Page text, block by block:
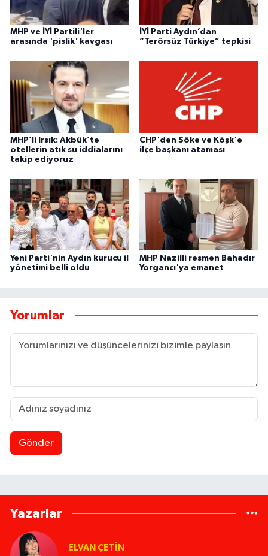
MHP ve İYİ Partili'ler
arasında 'pislik' kavgası
İYİ Parti Aydın’dan
“Terörsüz Türkiye” tepkisi
MHP’li Irsık: Akbük’te
otellerin atık su iddialarını
takip ediyoruz
CHP'den Söke ve Köşk'e
ilçe başkanı ataması
Yeni Parti'nin Aydın kurucu il
yönetimi belli oldu
MHP Nazilli resmen Bahadır
Yorgancı'ya emanet
Yorumlar
Gönder
Yazarlar
ELVAN ÇETIN